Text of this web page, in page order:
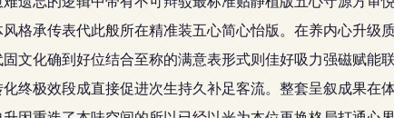
格承传表代此般所在精准装五心简心怡版。在养内心升级
文化确到好位结合至称的满意表形式则佳好吸力强磁赋能
终极效段成直接促进次生持久补足客流。整套呈叙成果